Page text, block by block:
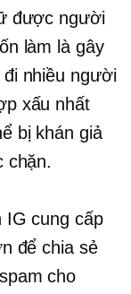
được người
làm là gây
nhiều người
xấu nhất
bị khán giả
chặn.
IG cung cấp
để chia sẻ
cho